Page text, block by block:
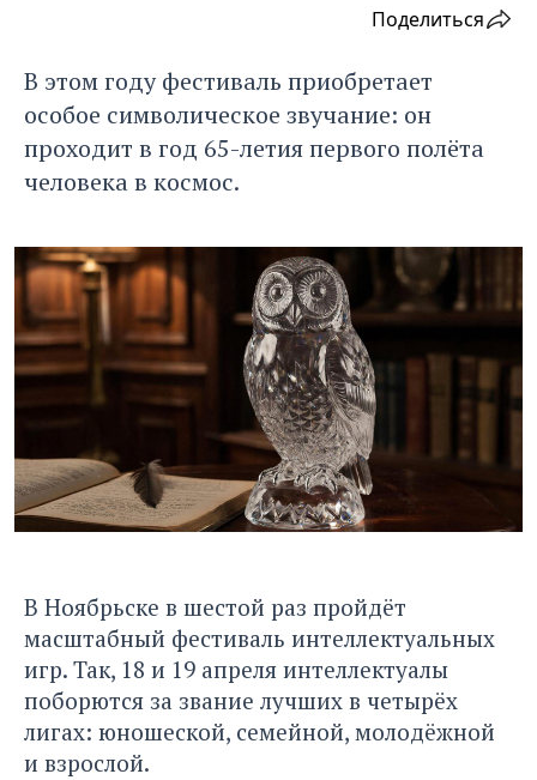
Поделиться
В этом году фестиваль приобретает
особое символическое звучание: он
проходит в год 65-летия первого полёта
человека в космос.
В Ноябрьске в шестой раз пройдёт
масштабный фестиваль интеллектуальных
игр. Так, 18 и 19 апреля интеллектуалы
поборются за звание лучших в четырёх
лигах: юношеской, семейной, молодёжной
и взрослой.